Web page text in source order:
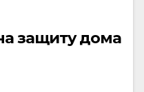
защиту дома